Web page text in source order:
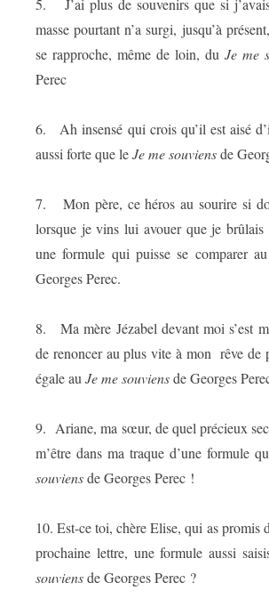
5.
J’ai plus de souvenirs que si
masse pourtant n’a surgi, jusqu’à
se rapproche, même de loin, du Je me
Perec
6.
Ah insensé qui crois qu’il est aisé
aussi forte que leJe me souviensde
7.
Mon père, ce héros au sourire si
lorsque je vins lui avouer que je brûlais
une formule qui puisse se comparer
Georges Perec.
8.
Ma mère Jézabel devant moi s’est
de renoncer au plus vite à mon rêve de
égale au Je me souviensde Georges
9. Ariane, ma sœur, de quel précieux
m’être dans ma traque d’une formule
souviensde Georges Perec !
10. Est-ce toi, chère Elise, qui as promis
prochaine lettre, une formule aussi
souviensde Georges Perec ?